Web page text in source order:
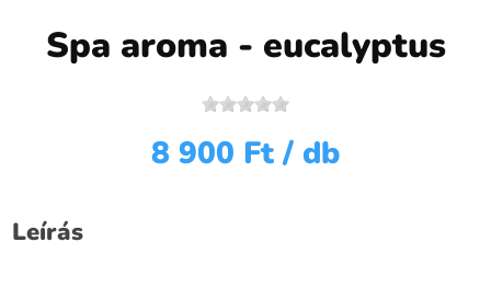
Spa aroma - eucalyptus
8 900 Ft / db
Leírás